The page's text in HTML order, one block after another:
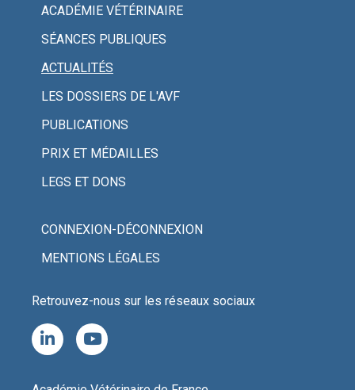
ACADÉMIE VÉTÉRINAIRE
SÉANCES PUBLIQUES
ACTUALITÉS
LES DOSSIERS DE L'AVF
PUBLICATIONS
PRIX ET MÉDAILLES
LEGS ET DONS
CONNEXION-DÉCONNEXION
MENTIONS LÉGALES
Retrouvez-nous sur les réseaux sociaux